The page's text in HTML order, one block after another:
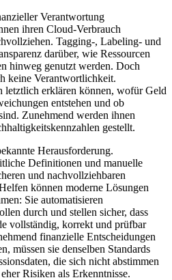
Verantwortung
ihren Cloud-Verbrauch
Tagging-, Labeling- und
darüber, wie Ressourcen
hinweg genutzt werden. Doch
keine Verantwortlichkeit.
letztlich erklären können, wofür Geld
entstehen und ob
Zunehmend werden ihnen
gestellt.
Herausforderung.
Definitionen und manuelle
und nachvollziehbaren
können moderne Lösungen
Sie automatisieren
durch und stellen sicher, dass
vollständig, korrekt und prüfbar
finanzielle Entscheidungen
müssen sie denselben Standards
die sich nicht abstimmen
Risiken als Erkenntnisse.